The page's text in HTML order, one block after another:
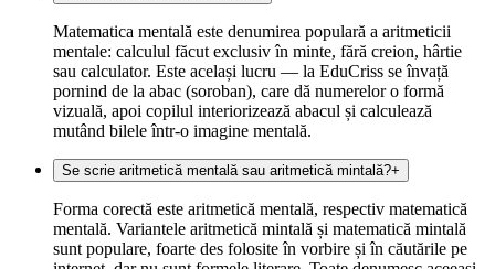
Matematica mentală este denumirea populară a aritmeticii
mentale: calculul făcut exclusiv în minte, fără creion, hârtie
sau calculator. Este același lucru — la EduCriss se învață
pornind de la abac (soroban), care dă numerelor o formă
vizuală, apoi copilul interiorizează abacul și calculează
mutând bilele într-o imagine mentală.
Se scrie aritmetică mentală sau aritmetică mintală?+
Forma corectă este aritmetică mentală, respectiv matematică
mentală. Variantele aritmetică mintală și matematică mintală
sunt populare, foarte des folosite în vorbire și în căutările pe